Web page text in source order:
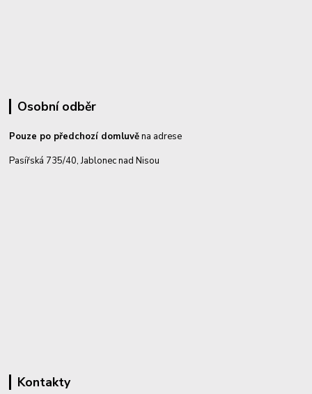
Osobní odběr
Pouze po předchozí domluvěna adrese
Pasířská 735/40, Jablonec nad Nisou
Kontakty